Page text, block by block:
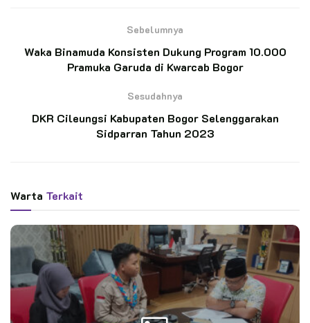
Protokoler Pramuka
Lakukan Pergantian Antar Waktu, DKC
Kak Zaenudin selaku Wakil Ketua Kwarran Bidang Pembinaan
Anggota Muda (Waka Binamuda) mengungkapkan, seleksi DKR
ini diadakan dalam rangka melengkapi kepengurusan DKR
Cileungsi masa bakti 2022-2025.
Sebelumnya
Waka Binamuda Konsisten Dukung Program 10.000
Pramuka Garuda di Kwarcab Bogor
Sesudahnya
DKR Cileungsi Kabupaten Bogor Selenggarakan
Sidparran Tahun 2023
Warta Terkait